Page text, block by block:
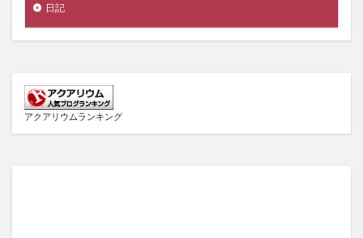
日記
アクアリウムランキング